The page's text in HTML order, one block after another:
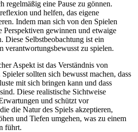
regelmäßig eine Pause zu gönnen.
und helfen, das eigene
Indem man sich von den Spielen
Perspektiven gewinnen und etwaige
Diese Selbstbeobachtung ist ein
verantwortungsbewusst zu spielen.
Aspekt ist das Verständnis von
sollten sich bewusst machen, dass
mit sich bringen kann und dass
Diese realistische Sichtweise
und schützt vor
die Natur des Spiels akzeptieren,
und Tiefen umgehen, was zu einem
führt.